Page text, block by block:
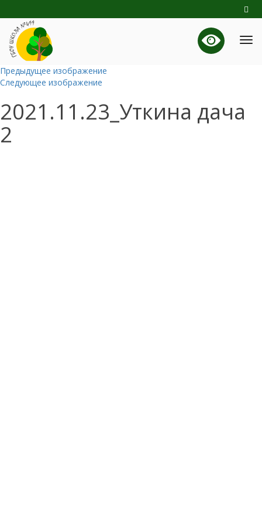
Предыдущее изображение
Следующее изображение
2021.11.23_Уткина дача
2